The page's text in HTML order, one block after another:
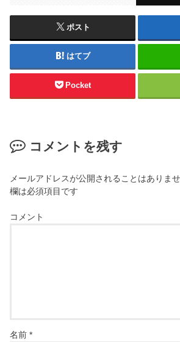
ポスト
はてブ
Pocket
コメントを残す
メールアドレスが公開されることはありませ
欄は必須項目です
コメント
名前*